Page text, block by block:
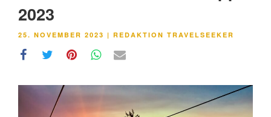
2023
VERÖFFENTLICHT
25. NOVEMBER 2023 | REDAKTION TRAVELSEEKER